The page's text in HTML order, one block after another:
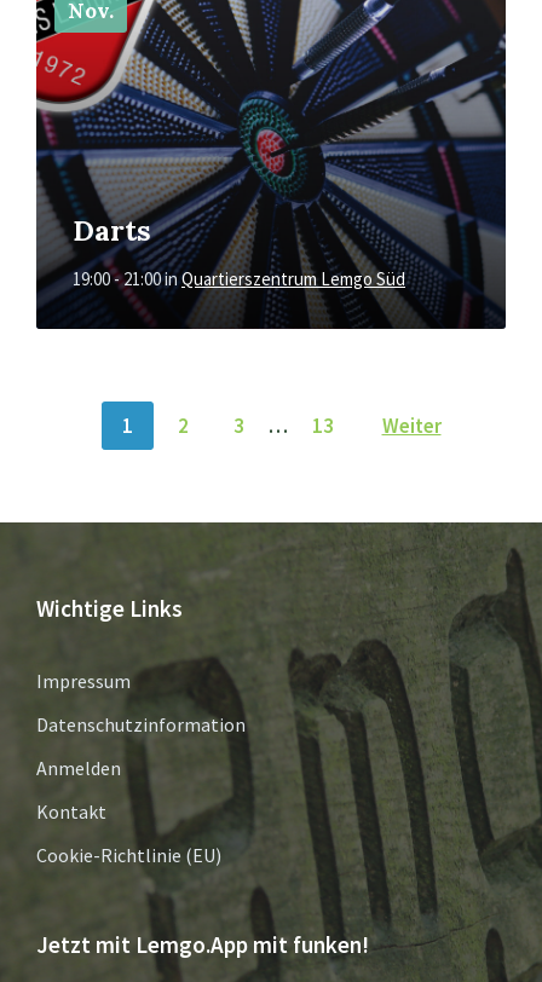
Nov.
Darts
19:00 - 21:00inQuartierszentrum Lemgo Süd
NAVIGATION
1 2 3 … 13 Weiter
Wichtige Links
Impressum
Datenschutzinformation
Anmelden
Kontakt
Cookie-Richtlinie (EU)
Jetzt mit Lemgo.App mit funken!